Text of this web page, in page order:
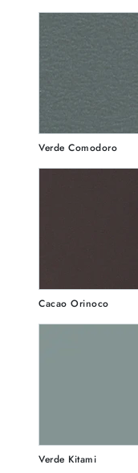
Verde Comodoro
Cacao Orinoco
Verde Kitami